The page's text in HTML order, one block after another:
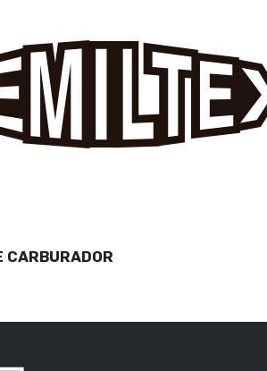
CARBURADOR